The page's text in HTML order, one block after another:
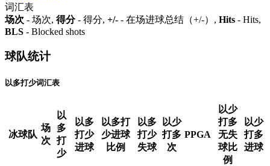
词汇表
场次 - 场次, 得分- 得分, +/- - 在场进球总结（+/-）, Hits - Hits,
BLS - Blocked shots
球队统计
以多打少词汇表
冰球队
场
次
以
多
打
少
以多
打少
进球
以多打
少进球
比例
以多
打少
失球
以少
打多
次
PPGA
以少
打多
无失
球比
例
以少
打多
进球